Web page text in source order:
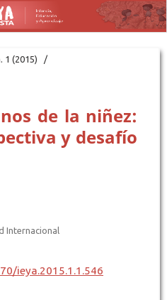
1 (2015)
/
de la niñez:
y desafío
Internacional
ieya.2015.1.1.546